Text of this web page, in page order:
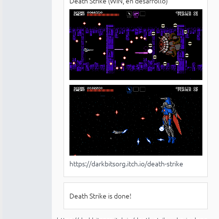
https://darkbitsorg.itch.io/death-strike
Death Strike is done!